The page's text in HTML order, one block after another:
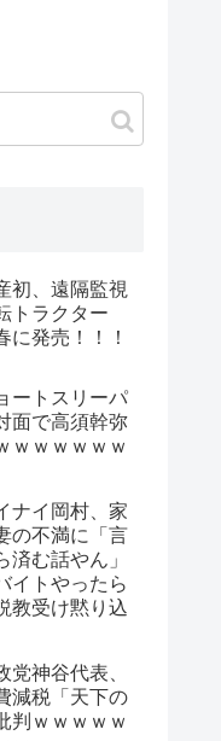
初、遠隔監視
トラクター
に発売！！！
ートスリーパ
面で高須幹弥
ｗｗｗｗｗｗ
ナイ岡村、家
の不満に「言
済む話やん」
イトやったら
教受け黙り込
党神谷代表、
減税「天下の
判ｗｗｗｗｗ